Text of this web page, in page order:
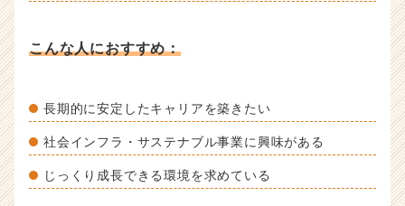
こんな人におすすめ：
長期的に安定したキャリアを築きたい
社会インフラ・サステナブル事業に興味がある
じっくり成長できる環境を求めている